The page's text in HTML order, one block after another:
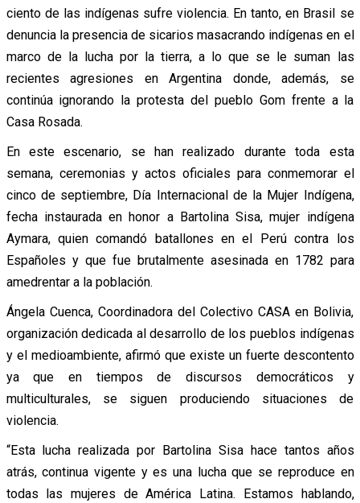
ciento de las indígenas sufre violencia. En tanto, en Brasil se
denuncia la presencia de sicarios masacrando indígenas en el
marco de la lucha por la tierra, a lo que se le suman las
recientes agresiones en Argentina donde, además, se
continúa ignorando la protesta del pueblo Gom frente a la
Casa Rosada.
En este escenario, se han realizado durante toda esta
semana, ceremonias y actos oficiales para conmemorar el
cinco de septiembre, Día Internacional de la Mujer Indígena,
fecha instaurada en honor a Bartolina Sisa, mujer indígena
Aymara, quien comandó batallones en el Perú contra los
Españoles y que fue brutalmente asesinada en 1782 para
amedrentar a la población.
Ángela Cuenca, Coordinadora del Colectivo CASA en Bolivia,
organización dedicada al desarrollo de los pueblos indígenas
y el medioambiente, afirmó que existe un fuerte descontento
ya que en tiempos de discursos democráticos y
multiculturales, se siguen produciendo situaciones de
violencia.
“Esta lucha realizada por Bartolina Sisa hace tantos años
atrás, continua vigente y es una lucha que se reproduce en
todas las mujeres de América Latina. Estamos hablando,